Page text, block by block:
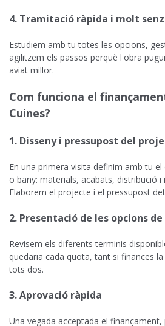
4. Tramitació ràpida i molt
Estudiem amb tu totes les opcions,
agilitzem els passos perquè l'obra
aviat millor.
Com funciona el
Cuines?
1. Disseny i pressupost del
En una primera visita definim amb tu el
o bany: materials, acabats, distribució i
Elaborem el projecte i el pressupost
2. Presentació de les opcions
Revisem els diferents terminis
quedaria cada quota, tant si finances
tots dos.
3. Aprovació ràpida
Una vegada acceptada el